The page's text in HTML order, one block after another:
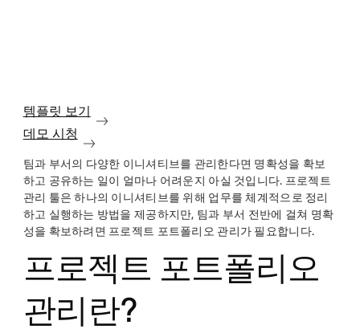
템플릿 보기
데모 시청
팀과 부서의 다양한 이니셔티브를 관리한다면 명확성을 확보
하고 공유하는 일이 얼마나 어려운지 아실 것입니다. 프로젝트
관리 툴은 하나의 이니셔티브를 위해 업무를 체계적으로 정리
하고 실행하는 방법을 제공하지만, 팀과 부서 전반에 걸쳐 명확
성을 확보하려면 프로젝트 포트폴리오 관리가 필요합니다.
프로젝트 포트폴리오
관리란?